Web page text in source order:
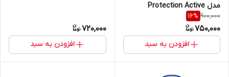
مدل Protection Active
Original
900,000
16%
750,000
افزودن به سبد
720,000
افزودن به سبد